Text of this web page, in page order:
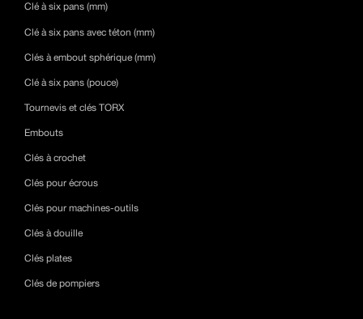
Clé à six pans (mm)
Clé à six pans avec téton (mm)
Clés à embout sphérique (mm)
Clé à six pans (pouce)
Tournevis et clés TORX
Embouts
Clés à crochet
Clés pour écrous
Clés pour machines-outils
Clés à douille
Clés plates
Clés de pompiers